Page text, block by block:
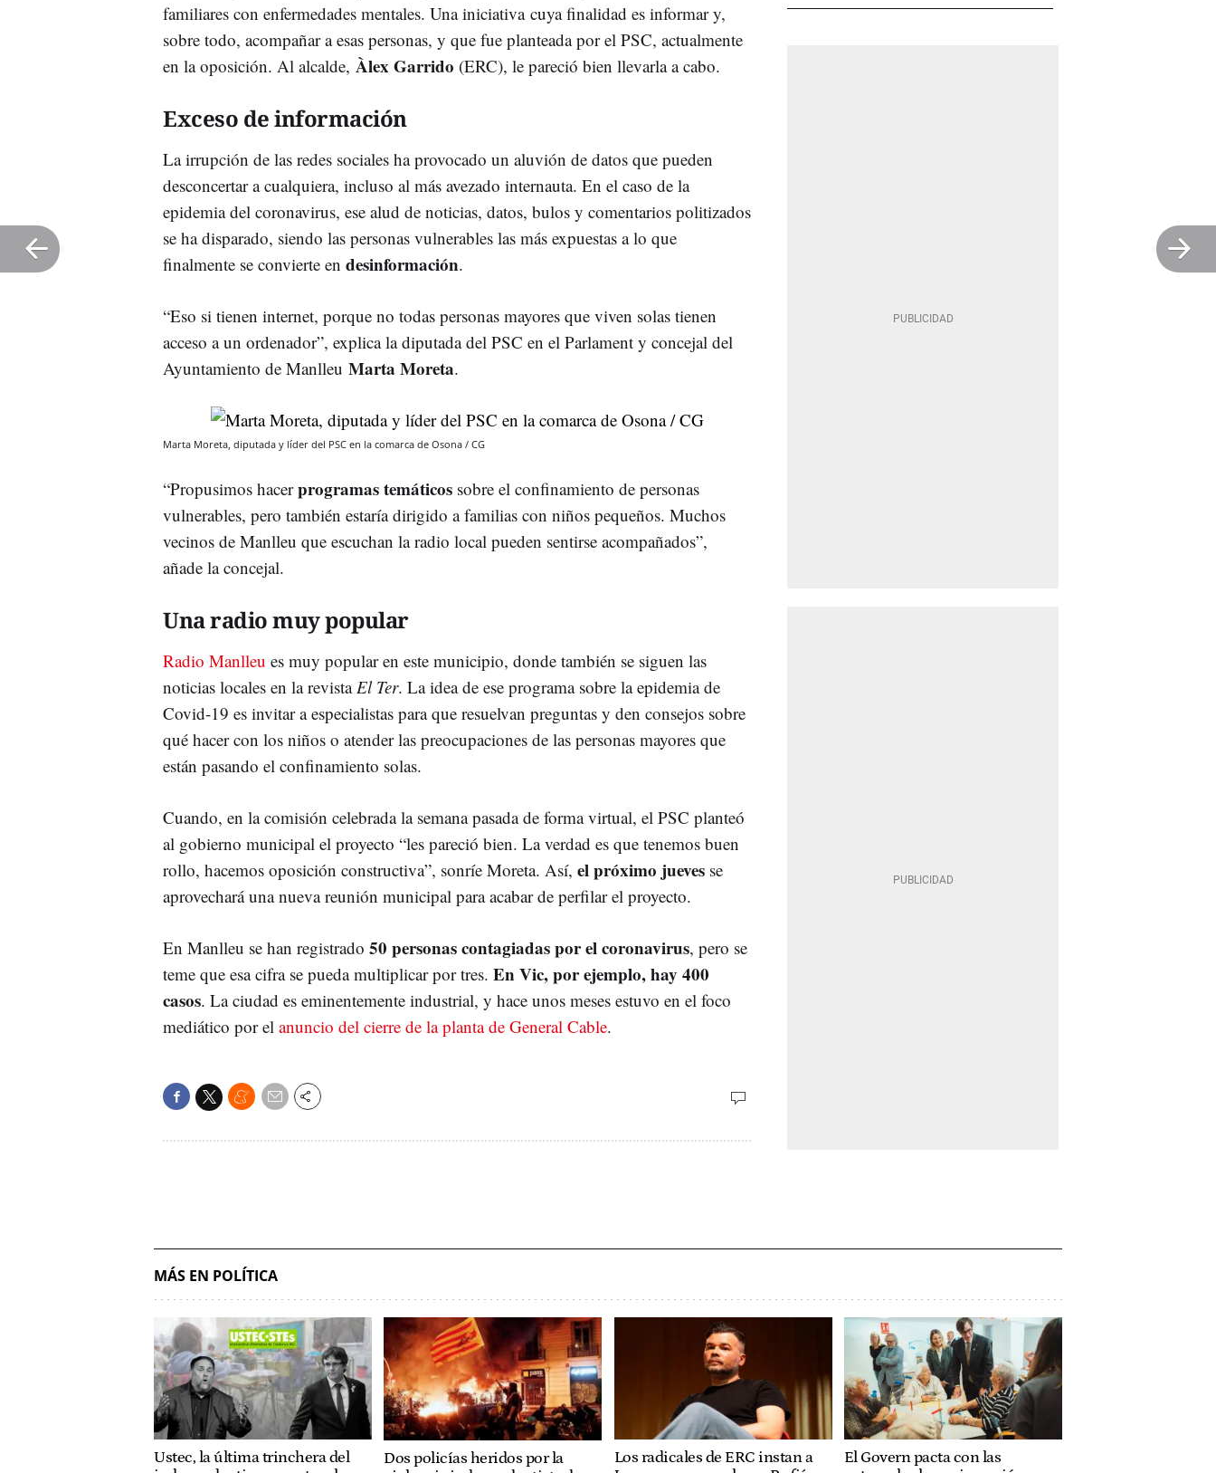
familiares con enfermedades mentales. Una iniciativa cuya finalidad es informar y,
sobre todo, acompañar a esas personas, y que fue planteada por el PSC, actualmente
en la oposición. Al alcalde, Àlex Garrido (ERC), le pareció bien llevarla a cabo.
Exceso de información
La irrupción de las redes sociales ha provocado un aluvión de datos que pueden
desconcertar a cualquiera, incluso al más avezado internauta. En el caso de la
epidemia del coronavirus, ese alud de noticias, datos, bulos y comentarios politizados
se ha disparado, siendo las personas vulnerables las más expuestas a lo que
finalmente se convierte en desinformación.
“Eso si tienen internet, porque no todas personas mayores que viven solas tienen
acceso a un ordenador”, explica la diputada del PSC en el Parlament y concejal del
Ayuntamiento de Manlleu Marta Moreta.
Marta Moreta, diputada y líder del PSC en la comarca de Osona / CG
“Propusimos hacerprogramas temáticos sobre el confinamiento de personas
vulnerables, pero también estaría dirigido a familias con niños pequeños. Muchos
vecinos de Manlleu que escuchan la radio local pueden sentirse acompañados”,
añade la concejal.
Una radio muy popular
Radio Manlleu es muy popular en este municipio, donde también se siguen las
noticias locales en la revistaEl Ter. La idea de ese programa sobre la epidemia de
Covid-19 es invitar a especialistas para que resuelvan preguntas y den consejos sobre
qué hacer con los niños o atender las preocupaciones de las personas mayores que
están pasando el confinamiento solas.
Cuando, en la comisión celebrada la semana pasada de forma virtual, el PSC planteó
al gobierno municipal el proyecto “les pareció bien. La verdad es que tenemos buen
rollo, hacemos oposición constructiva”, sonríe Moreta. Así, el próximo jueves se
aprovechará una nueva reunión municipal para acabar de perfilar el proyecto.
En Manlleu se han registrado 50 personas contagiadas por el coronavirus, pero se
teme que esa cifra se pueda multiplicar por tres. En Vic, por ejemplo, hay 400
casos. La ciudad es eminentemente industrial, y hace unos meses estuvo en el foco
mediático por el anuncio del cierre de la planta de General Cable.
MÁS EN POLÍTICA
Ustec, la última trinchera del
Dos policías heridos por la
Los radicales de ERC instan a
El Govern pacta con las